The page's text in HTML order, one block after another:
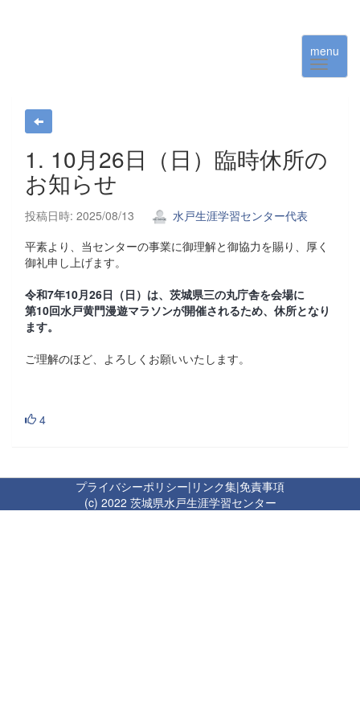
menu
1. 10月26日（日）臨時休所の
お知らせ
投稿日時: 2025/08/13
水戸生涯学習センター代表
平素より、当センターの事業に御理解と御協力を賜り、厚く
御礼申し上げます。
令和7年10月26日（日）は、茨城県三の丸庁舎を会場に
第10回水戸黄門漫遊マラソンが開催されるため、休所となり
ます。
ご理解のほど、よろしくお願いいたします。
4
プライバシーポリシー| リンク集|免責事項
(c) 2022 茨城県水戸生涯学習センター